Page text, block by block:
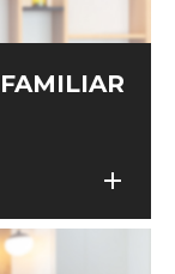
add